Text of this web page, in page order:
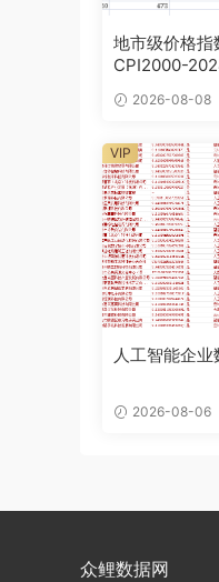
地市级价格指
CPI2000-
2026-08-08
人工智能企
2026-08-06
VIP
众鲤数据网